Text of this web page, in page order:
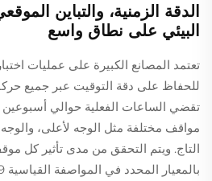
الدقة الزمنية، والتباين
البيئي على نطاق واسع
تعتمد المصانع الكبيرة على عمليات
للحفاظ على دقة التوقيت عبر جميع
تقضي الساعات الفعلية حوالي
مواقف مختلفة مثل الوجه لأعلى،
التاج. ويتم التحقق من مدى تأثير كل